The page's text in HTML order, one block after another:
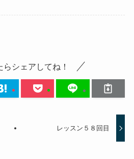
らシェアしてね！
レッスン５８回目